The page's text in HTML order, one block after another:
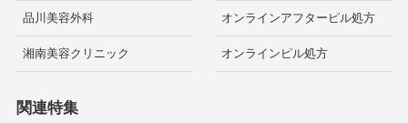
品川美容外科
湘南美容クリニック
オンラインアフターピル処方
オンラインピル処方
関連特集